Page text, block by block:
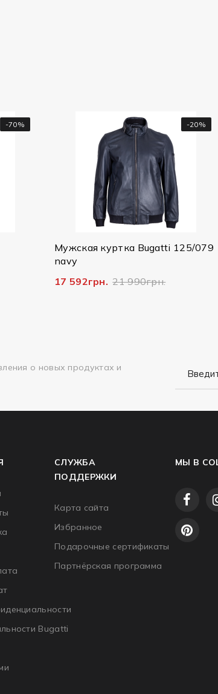
куртка Bugatti 125/079
21 990грн.
Мужская
14 796грн.
36
о новых продуктах и
Bugatti
СЛУЖБА
ПОДДЕРЖКИ
Карта сайта
Избранное
Подарочные сертификаты
Партнёрская программа
МЫ В